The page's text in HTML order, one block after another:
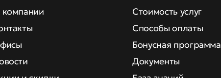
Стоимость услуг
Способы оплаты
Бонусная программа
Документы